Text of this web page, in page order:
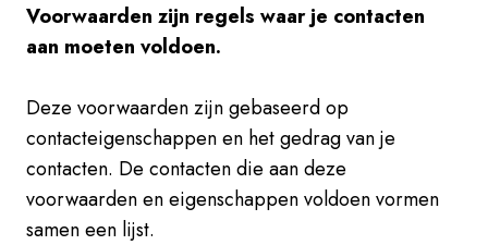
Voorwaarden zijn regels waar je contacten
aan moeten voldoen.
Deze voorwaarden zijn gebaseerd op
contacteigenschappen en het gedrag van je
contacten. De contacten die aan deze
voorwaarden en eigenschappen voldoen vormen
samen een lijst.